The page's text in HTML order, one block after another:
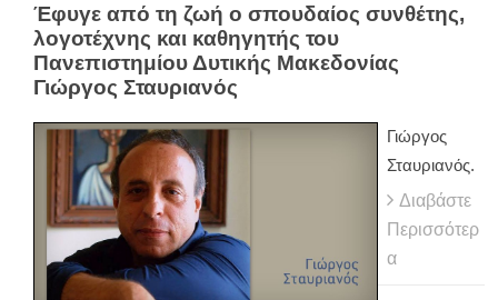
Έφυγε από τη ζωή ο σπουδαίος συνθέτης,
λογοτέχνης και καθηγητής του
Πανεπιστημίου Δυτικής Μακεδονίας
Γιώργος Σταυριανός
Γιώργος
Σταυριανός.
Διαβάστε
Περισσότερ
α